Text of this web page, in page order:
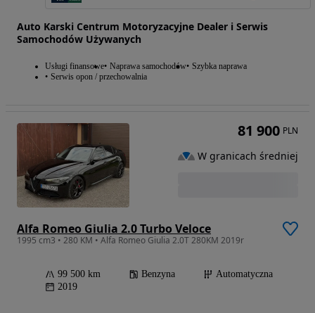
Auto Karski Centrum Motoryzacyjne Dealer i Serwis
Samochodów Używanych
Usługi finansowe Naprawa samochodów Szybka naprawa
Serwis opon / przechowalnia
Alfa Romeo Giulia 2.0 Turbo Veloce
1995 cm3 • 280 KM • Alfa Romeo Giulia 2.0T 280KM 2019r
99 500 km Benzyna
Automatyczna
2019
81 900 PLN
W granicach średniej